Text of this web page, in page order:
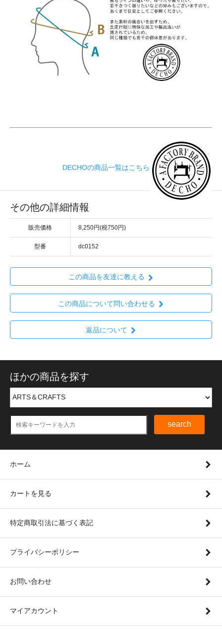
DECHOの商品一覧はこちら
その他の詳細情報
販売価格 8,250円(税750円)
型番 dc0152
この商品を友達に教える
この商品について問い合わせる
返品について
ほかの商品を探す
search
ホーム
カートを見る
特定商取引法に基づく表記
プライバシーポリシー
お問い合わせ
マイアカウント